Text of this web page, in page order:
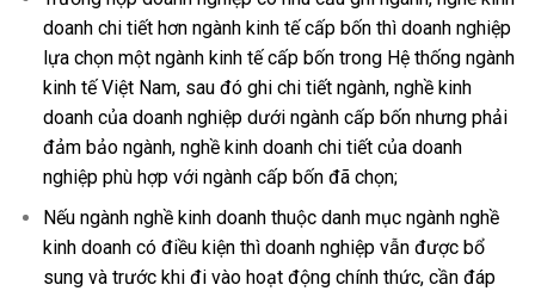
doanh chi tiết hơn ngành kinh tế cấp bốn thì doanh nghiệp
lựa chọn một ngành kinh tế cấp bốn trong Hệ thống ngành
kinh tế Việt Nam, sau đó ghi chi tiết ngành, nghề kinh
doanh của doanh nghiệp dưới ngành cấp bốn nhưng phải
đảm bảo ngành, nghề kinh doanh chi tiết của doanh
nghiệp phù hợp với ngành cấp bốn đã chọn;
Nếu ngành nghề kinh doanh thuộc danh mục ngành nghề
kinh doanh có điều kiện thì doanh nghiệp vẫn được bổ
sung và trước khi đi vào hoạt động chính thức, cần đáp